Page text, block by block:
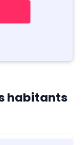
habitants